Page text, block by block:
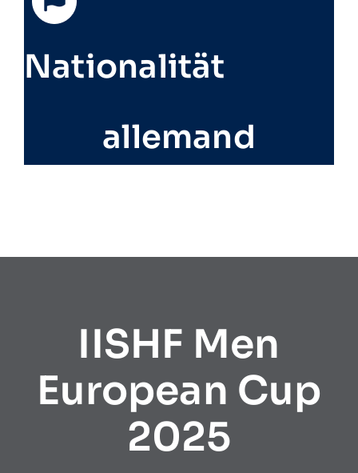
Nationalität
allemand
IISHF Men
European Cup
2025